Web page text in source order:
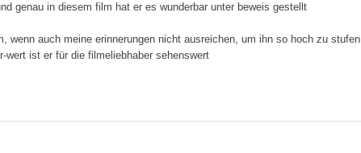
genau in diesem film hat er es wunderbar unter beweis gestellt
wenn auch meine erinnerungen nicht ausreichen, um ihn so hoch zu stufen
wert ist er für die filmeliebhaber sehenswert